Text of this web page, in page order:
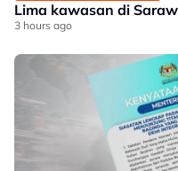
Lima kawasan di
3 hours ago